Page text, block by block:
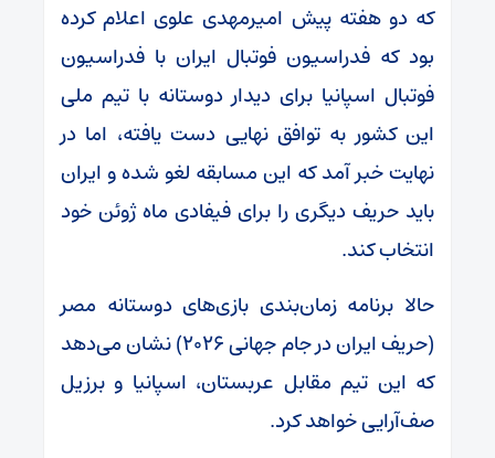
که دو هفته پیش امیرمهدی علوی اعلام کرده
بود که فدراسیون فوتبال ایران با فدراسیون
فوتبال اسپانیا برای دیدار دوستانه با تیم ملی
این کشور به توافق نهایی دست یافته، اما در
نهایت خبر آمد که این مسابقه لغو شده و ایران
باید حریف دیگری را برای فیفادی ماه ژوئن خود
انتخاب کند.
حالا برنامه زمان‌بندی بازی‌های دوستانه مصر
(حریف ایران در جام جهانی ۲۰۲۶) نشان می‌دهد
که این تیم مقابل عربستان، اسپانیا و برزیل
صف‌آرایی خواهد کرد.